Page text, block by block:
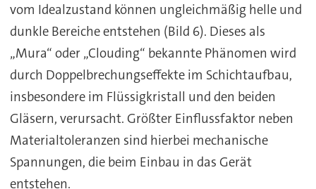
vom Idealzustand können ungleichmäßig helle und
dunkle Bereiche entstehen (Bild 6). Dieses als
„Mura“ oder „Clouding“ bekannte Phänomen wird
durch Doppelbrechungseffekte im Schichtaufbau,
insbesondere im Flüssigkristall und den beiden
Gläsern, verursacht. Größter Einflussfaktor neben
Materialtoleranzen sind hierbei mechanische
Spannungen, die beim Einbau in das Gerät
entstehen.